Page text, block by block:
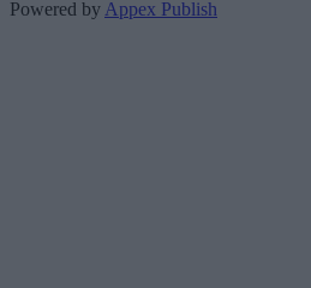
Powered by Appex Publish